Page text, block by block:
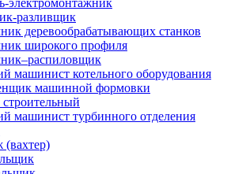
электромонтажник
разливщик
деревообрабатывающих станков
широкого профиля
машинист котельного оборудования
машинной формовки
машинист турбинного отделения
(вахтер)